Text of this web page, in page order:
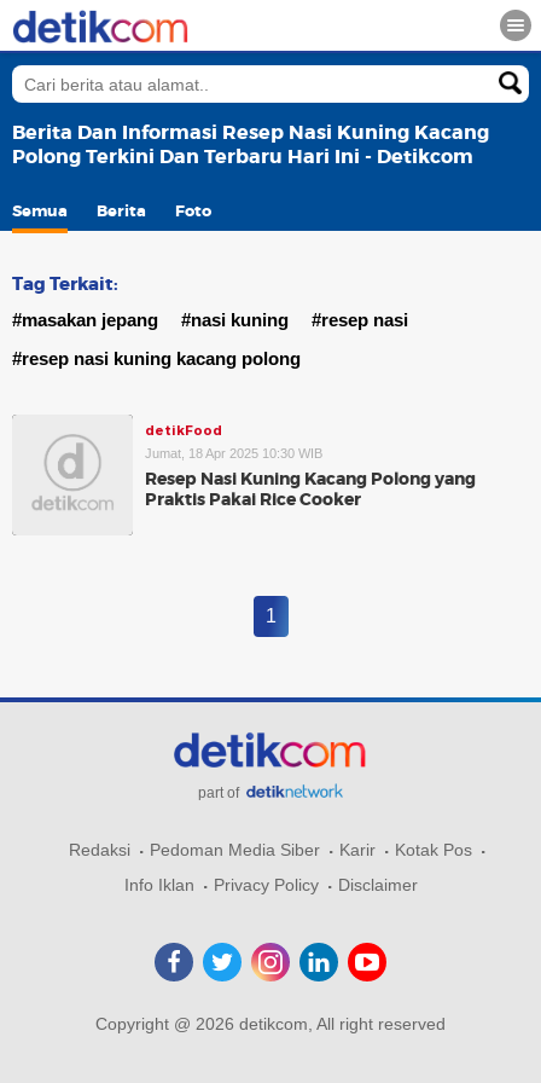
Berita Dan Informasi Resep Nasi Kuning Kacang
Polong Terkini Dan Terbaru Hari Ini - Detikcom
Semua Berita Foto
Tag Terkait:
#masakan jepang #nasi kuning
#resep nasi
#resep nasi kuning kacang polong
detikFood
Jumat, 18 Apr 2025 10:30 WIB
Resep Nasi Kuning Kacang Polong yang
Praktis Pakai Rice Cooker
1
part of
Redaksi Pedoman Media Siber Karir
Kotak Pos
Info Iklan
Privacy Policy Disclaimer
Copyright @ 2026 detikcom, All right reserved